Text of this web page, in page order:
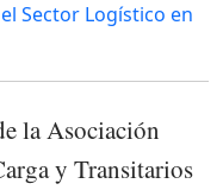
Sector Logístico en
la Asociación
y Transitarios